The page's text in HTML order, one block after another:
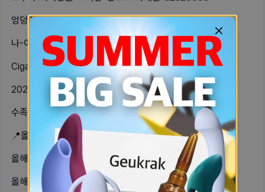
엉덩이-피부-때문에-고통받는-자기-있-3f20787c
나-이글-썼었는데-재투자-계속해서-7-1a671516
Cigar-궁금한-사람있어-잘-모르는-ed39cb8a
2024-셀프-어워즈-가성비템단연코-ead3cf7a
수족냉증-달고-살아서겨울만-되면-핫팩-c727c67d
📍올해-잘-산-가성비템-핀셋📍블랙헤드-dd183afe
올해-제일-잘-산-천원짜리-가성비템-98620bb9
올해-잘-산-가성비템필리밀리-강력고정-8a57409c